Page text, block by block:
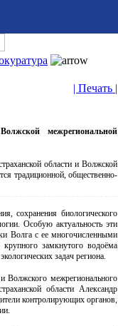
| Печать |
межрегиональной
области и Волжской
традиционной, общественно-
сохранения биологического
Особую актуальность эти
Волга с ее многочисленными
замкнутого водоёма
задач региона.
Волжского межрегионального
области Александр
контролирующих органов,